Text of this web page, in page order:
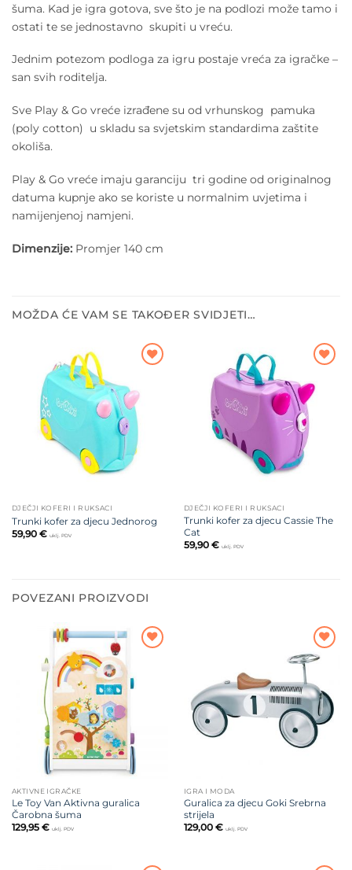
šuma. Kad je igra gotova, sve što je na podlozi može tamo i
ostati te se jednostavno skupiti u vreću.
Jednim potezom podloga za igru postaje vreća za igračke –
san svih roditelja.
Sve Play & Go vreće izrađene su od vrhunskog pamuka
(poly cotton) u skladu sa svjetskim standardima zaštite
okoliša.
Play & Go vreće imaju garanciju tri godine od originalnog
datuma kupnje ako se koriste u normalnim uvjetima i
namijenjenoj namjeni.
Dimenzije: Promjer 140 cm
MOŽDA ĆE VAM SE TAKOĐER SVIDJETI…
želja
DJEČJI KOFERI I RUKSACI
Trunki kofer za djecu Jednorog
59,90 € uklj. PDV
na listu
želja
DJEČJI KOFERI I RUKSACI
Trunki kofer za djecu Cassie The
Cat
59,90 € uklj. PDV
POVEZANI PROIZVODI
AKTIVNE IGRAČKE
Le Toy Van Aktivna guralica
Čarobna šuma
129,95 € uklj. PDV
Dodajte
na listu
IGRA I MODA
Guralica za djecu Goki Srebrna
strijela
129,00 € uklj. PDV